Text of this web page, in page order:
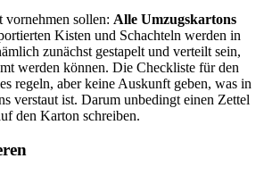
vornehmen sollen: Alle Umzugskartons
Kisten und Schachteln werden in
zunächst gestapelt und verteilt sein,
werden können. Die Checkliste für den
regeln, aber keine Auskunft geben, was in
verstaut ist. Darum unbedingt einen Zettel
den Karton schreiben.